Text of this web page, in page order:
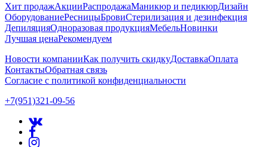
Хит продажАкцииРаспродажаМаникюр и педикюрДизайн
ОборудованиеРесницыБровиСтерилизация и дезинфекция
ДепиляцияОдноразовая продукцияМебельНовинки
Лучшая ценаРекомендуем
Новости компанииКак получить скидкуДоставкаОплата
КонтактыОбратная связь
Согласие с политикой конфиденциальности
+7(951)321-09-56